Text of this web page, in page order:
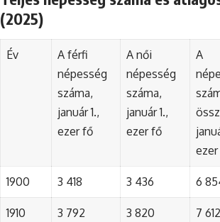
(2025)
Év
A férfi
népesség
száma,
január 1.,
ezer fő
A női
népesség
száma,
január 1.,
ezer fő
A
1900 3 418 3 436 6
1910 3 792 3 820 7 612